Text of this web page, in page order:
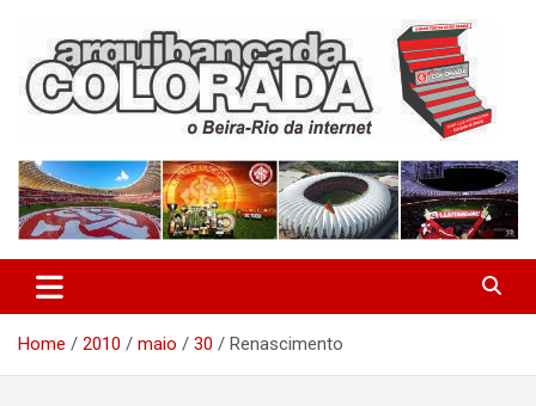
content
Arquibancada Colorada
Home 2010 maio 30 Renascimento